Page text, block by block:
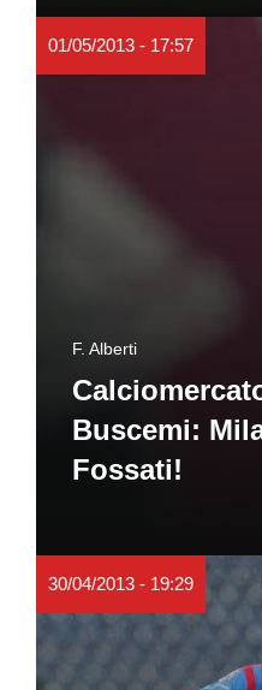
01/05/2013 - 17:57
F. Alberti
Buscemi:
Fossati!
30/04/2013 - 19:29